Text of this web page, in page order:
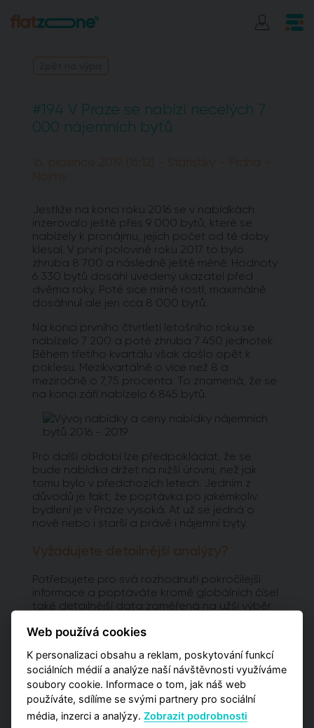
#194 V Praze se nabízí necelých 7
000 nájemních bytů
16. prosince 2019 (16:12) - Statistiky - Praha -
Nájmy
Jestliže na konci roku 2016 se v nabídkách
inzerovalo ještě přes 9 000 bytů, které se
nabízely k pronájmu, jejich počet od té doby
klesal. V první polovině roku 2017 to bylo
zhruba 8 700 a následně ještě méně. Hodnoty
6 330 bytů dosáhl uvedený ukazatel před
dvěma roky. Poté sice mírně rostl, maximálně
dosáhnul ale jen cca 8 000 bytů.
Na konci prvního čtvrtletí letošního roku se
nabízelo 7 200 a poté zhruba 7 450 jednotek.
Během třetího kvartálu však došlo opět k
poklesu. Mezikvartálně o více než 8 a
meziročně o 7,75 procenta. To znamená, že se
na konci září nabízelo 6 845 bytů.
Pro další období lze předpokládat, že se
bude nabídka držet na nižší úrovni, než jak
tomu bylo v předchozích letech. Jedním z
důvodů je fakt, že poptávka po jakémkoliv
bydlení je v Praze vysoká. Ať už se jedná o
nové nebo i starší a právě i nájemní byty.
Vyžadujete detailnější analýzy?
Potřebujete pro svá rozhodnutí pokročilejší
informace a poptáváte kromě globálních čísel
také detailnější data zaměřená na užší výběr
Analýzy trhu, kde máte příležitost zakoupit
jednotlivé městské obvody.
PŘEJÍT NA ANALÝZY
Web používá cookies
K personalizaci obsahu a reklam, poskytování funkcí
sociálních médií a analýze naší návštěvnosti využíváme
soubory cookie. Informace o tom, jak náš web
používáte, sdílíme se svými partnery pro sociální
média, inzerci a analýzy.Zobrazit podrobnosti